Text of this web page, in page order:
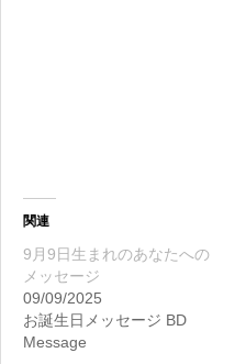
関連
9月9日生まれのあなたへの
メッセージ
09/09/2025
お誕生日メッセージ BD
Message